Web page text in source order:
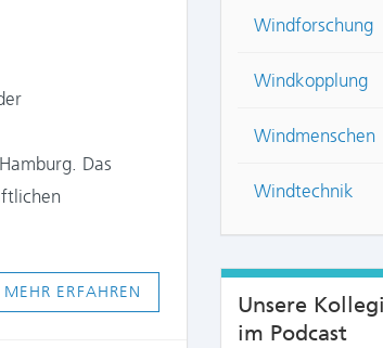
Das
MEHR ERFAHREN
Windforschung
Windkopplung
Windmenschen
Windtechnik
Unsere
im Podcast